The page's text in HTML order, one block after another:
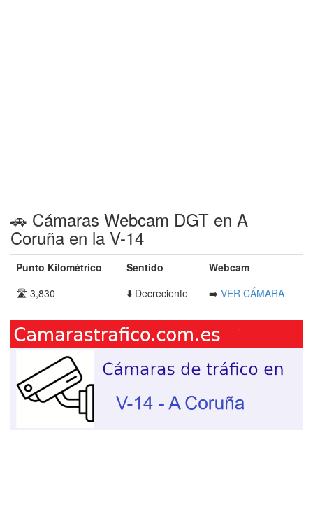
🚗 Cámaras Webcam DGT en A
Coruña en la V-14
Punto Kilométrico Sentido
Webcam
🛣️ 3,830
⬇️ Decreciente ➡️ VER CÁMARA